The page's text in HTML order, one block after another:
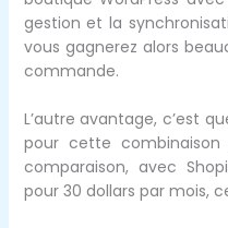
gestion et la
vous gagnerez alors
commande.
L’autre avantage, c’est
pour cette
comparaison, avec
pour 30 dollars par mois,